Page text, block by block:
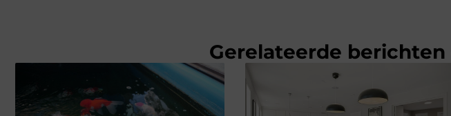
Gerelateerde berichten